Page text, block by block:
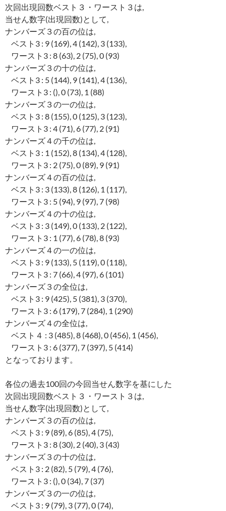
次回出現回数ベスト３・ワースト３は,
当せん数字(出現回数)として,
ナンバーズ３の百の位は,
ベスト3 : 9 (169), 4 (142), 3 (133),
ワースト3 : 8 (63), 2 (75), 0 (93)
ナンバーズ３の十の位は,
ベスト3 : 5 (144), 9 (141), 4 (136),
ワースト3 : (), 0 (73), 1 (88)
ナンバーズ３の一の位は,
ベスト3 : 8 (155), 0 (125), 3 (123),
ワースト3 : 4 (71), 6 (77), 2 (91)
ナンバーズ４の千の位は,
ベスト3 : 1 (152), 8 (134), 4 (128),
ワースト3 : 2 (75), 0 (89), 9 (91)
ナンバーズ４の百の位は,
ベスト3 : 3 (133), 8 (126), 1 (117),
ワースト3 : 5 (94), 9 (97), 7 (98)
ナンバーズ４の十の位は,
ベスト3 : 3 (149), 0 (133), 2 (122),
ワースト3 : 1 (77), 6 (78), 8 (93)
ナンバーズ４の一の位は,
ベスト3 : 9 (133), 5 (119), 0 (118),
ワースト3 : 7 (66), 4 (97), 6 (101)
ナンバーズ３の全位は,
ベスト3 : 9 (425), 5 (381), 3 (370),
ワースト3 : 6 (179), 7 (284), 1 (290)
ナンバーズ４の全位は,
ベスト４ : 3 (485), 8 (468), 0 (456), 1 (456),
ワースト3 : 6 (377), 7 (397), 5 (414)
となっております。
各位の過去100回の今回当せん数字を基にした
次回出現回数ベスト３・ワースト３は,
当せん数字(出現回数)として,
ナンバーズ３の百の位は,
ベスト3 : 9 (89), 6 (85), 4 (75),
ワースト3 : 8 (30), 2 (40), 3 (43)
ナンバーズ３の十の位は,
ベスト3 : 2 (82), 5 (79), 4 (76),
ワースト3 : (), 0 (34), 7 (37)
ナンバーズ３の一の位は,
ベスト3 : 9 (79), 3 (77), 0 (74),